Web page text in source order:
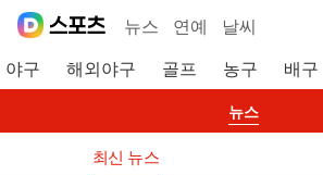
뉴스 연예 날씨
야구 해외야구 골프 농구 배구
뉴스
최신 뉴스